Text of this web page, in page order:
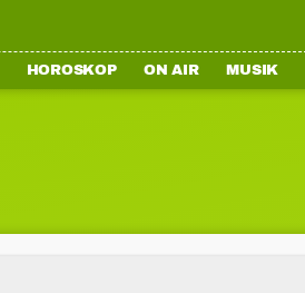
HOROSKOP ON AIR MUSIK